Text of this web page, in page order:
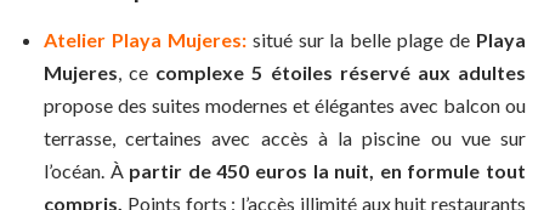
Atelier Playa Mujeres:situé sur la belle plage de Playa
Mujeres , ce complexe 5 étoiles réservé aux adultes
propose des suites modernes et élégantes avec balcon ou
terrasse, certaines avec accès à la piscine ou vue sur
l’océan. À partir de 450 euros la nuit, en formule tout
compris. Points forts : l’accès illimité aux huit restaurants